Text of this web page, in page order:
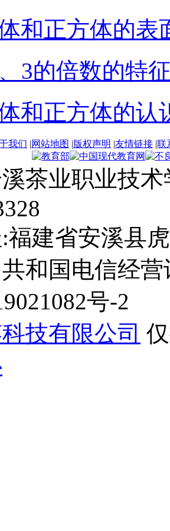
和正方体的表
3的倍数的特
和正方体的认
我们 |网站地图 |版权声明 |友情链接 |联
茶业职业技
福建省安溪县
和国电信经营
号-2
技有限公司